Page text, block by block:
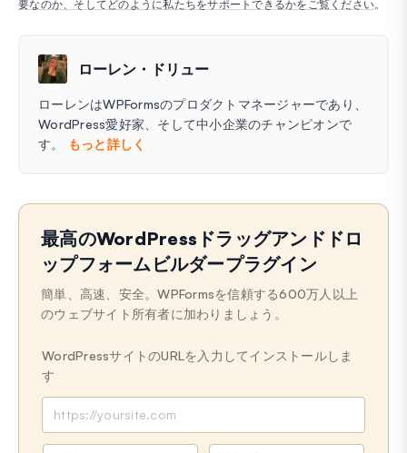
要なのか、そしてどのように私たちをサポートできるかをご覧ください。
ローレン・ドリュー
ローレンはWPFormsのプロダクトマネージャーであり、
WordPress愛好家、そして中小企業のチャンピオンで
す。
もっと詳しく
最高のWordPressドラッグアンドドロ
ップフォームビルダープラグイン
簡単、高速、安全。WPFormsを信頼する600万人以上
のウェブサイト所有者に加わりましょう。
WordPressサイトのURLを入力してインストールしま
す